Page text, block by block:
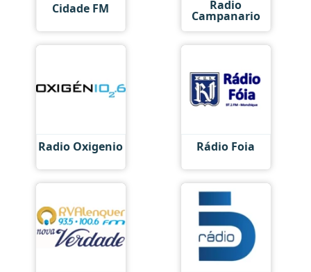
Cidade FM Radio
Campanario
Radio Oxigenio Rádio Foia